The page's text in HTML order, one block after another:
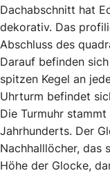
Dachabschnitt hat
dekorativ. Das
Abschluss des
Darauf befinden
spitzen Kegel an
Uhrturm befindet
Die Turmuhr
Jahrhunderts. Der
Nachhalllöcher, das
Höhe der Glocke,